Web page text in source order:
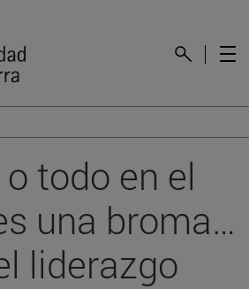
todo en el
una broma…
liderazgo